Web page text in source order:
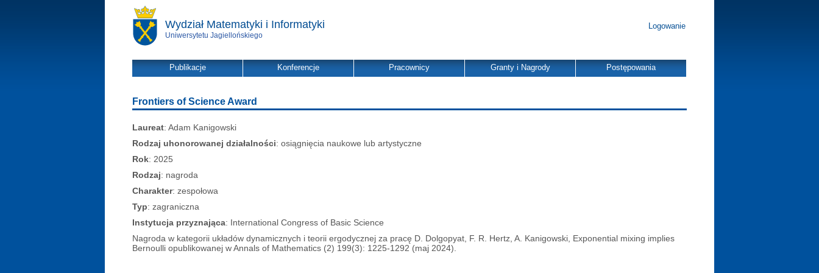
Wydział Matematyki i Informatyki
Uniwersytetu Jagiellońskiego
Logowanie
Publikacje Konferencje Pracownicy Granty i Nagrody Postępowania
Frontiers of Science Award
Laureat: Adam Kanigowski
Rodzaj uhonorowanej działalności: osiągnięcia naukowe lub artystyczne
Rok: 2025
Rodzaj: nagroda
Charakter: zespołowa
Typ: zagraniczna
Instytucja przyznająca: International Congress of Basic Science
Nagroda w kategorii układów dynamicznych i teorii ergodycznej za pracę D. Dolgopyat, F. R. Hertz, A. Kanigowski, Exponential mixing implies
Bernoulli opublikowanej w Annals of Mathematics (2) 199(3): 1225-1292 (maj 2024).